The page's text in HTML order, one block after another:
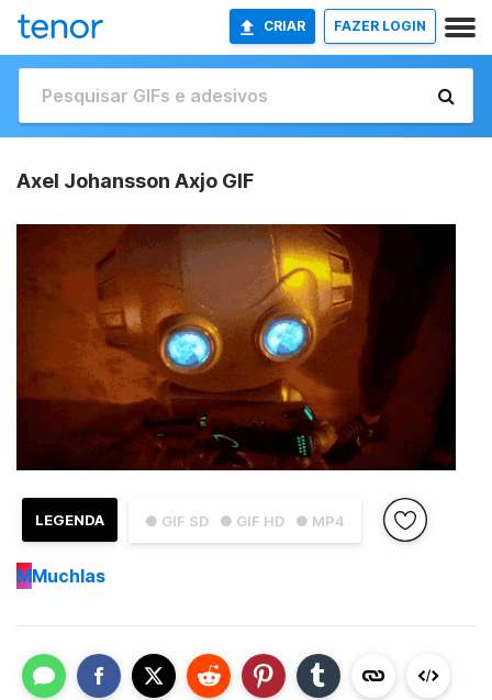
CRIAR FAZER LOGIN
Axel Johansson Axjo GIF
● GIF SD ● GIF HD ● MP4
LEGENDA
MMuchlas